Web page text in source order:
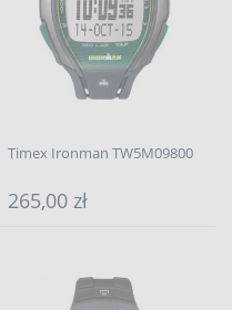
Timex Ironman TW5M09800
265,00 zł